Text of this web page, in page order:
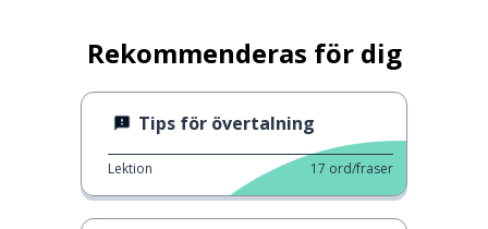
Rekommenderas för dig
Tips för övertalning
Lektion 17 ord/fraser